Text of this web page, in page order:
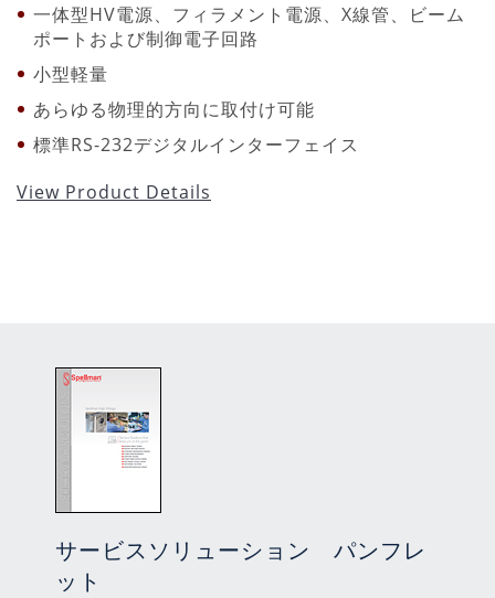
一体型HV電源、フィラメント電源、X線管、ビーム
ポートおよび制御電子回路
小型軽量
あらゆる物理的方向に取付け可能
標準RS-232デジタルインターフェイス
View Product Details
サービスソリューション パンフレ
ット